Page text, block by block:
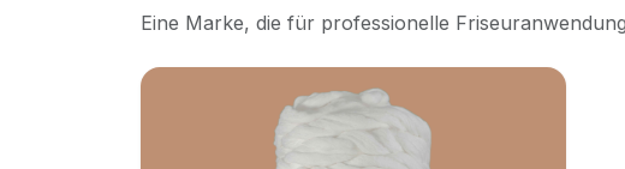
Eine Marke, die für professionelle